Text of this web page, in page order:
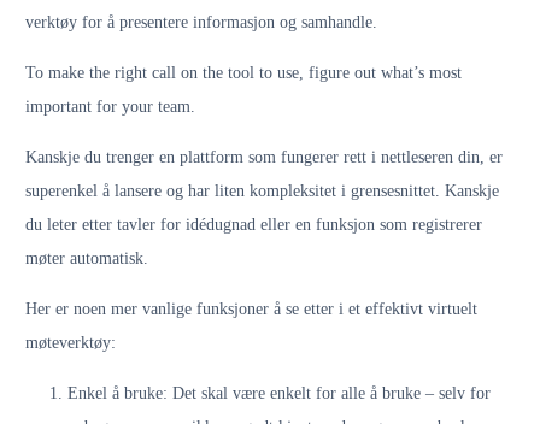
verktøy for å presentere informasjon og samhandle.
To make the right call on the tool to use, figure out what’s most
important for your team.
Kanskje du trenger en plattform som fungerer rett i nettleseren din, er
superenkel å lansere og har liten kompleksitet i grensesnittet. Kanskje
du leter etter tavler for idédugnad eller en funksjon som registrerer
møter automatisk.
Her er noen mer vanlige funksjoner å se etter i et effektivt virtuelt
møteverktøy:
Enkel å bruke: Det skal være enkelt for alle å bruke – selv for